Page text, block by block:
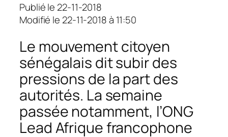
Publié le 22-11-2018
Modifié le 22-11-2018 à 11:50
Le mouvement citoyen
sénégalais dit subir des
pressions de la part des
autorités. La semaine
passée notamment, l’ONG
Lead Afrique francophone